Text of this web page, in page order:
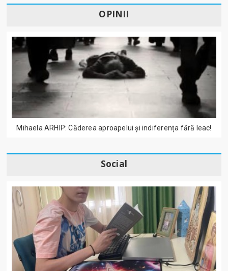
OPINII
Mihaela ARHIP: Căderea aproapelui și indiferența fără leac!
Social